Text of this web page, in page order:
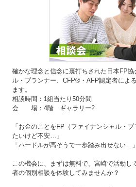
確かな理念と信念に裏打ちされた日本FP
ル・プランナー、CFP®・AFP認定者によ
ます。
相談時間：1組当たり50分間
会 場：4階 ギャラリー2
「お金のことをFP（ファイナンシャル・
たいけど不安…」
「ハードルが高そうで一歩踏み出せない…」
この機会に、まずは無料で、宮崎で活動し
者の個別相談を体験してみませんか？